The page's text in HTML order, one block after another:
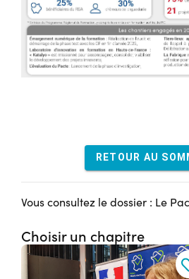
RETOUR AU
Vous consultez le dossier : Le
Choisir un chapitre